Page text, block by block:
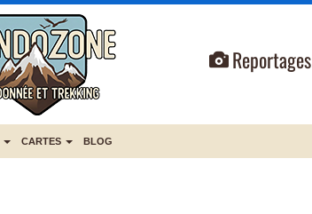
Reportages
CARTES BLOG